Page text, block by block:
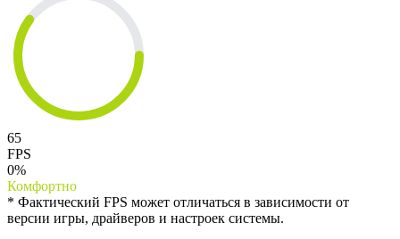
65
FPS
0%
Комфортно
* Фактический FPS может отличаться в зависимости от
версии игры, драйверов и настроек системы.